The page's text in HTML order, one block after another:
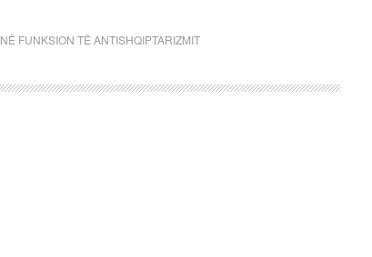
NË FUNKSION TË ANTISHQIPTARIZMIT